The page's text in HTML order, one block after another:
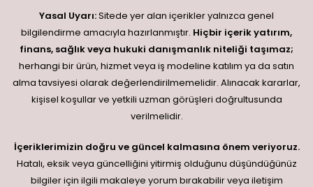
Yasal Uyarı:Sitede yer alan içerikler yalnızca genel
bilgilendirme amacıyla hazırlanmıştır. Hiçbir içerik yatırım,
finans, sağlık veya hukuki danışmanlık niteliği taşımaz;
herhangi bir ürün, hizmet veya iş modeline katılım ya da satın
alma tavsiyesi olarak değerlendirilmemelidir. Alınacak kararlar,
kişisel koşullar ve yetkili uzman görüşleri doğrultusunda
verilmelidir.
İçeriklerimizin doğru ve güncel kalmasına önem veriyoruz.
Hatalı, eksik veya güncelliğini yitirmiş olduğunu düşündüğünüz
bilgiler için ilgili makaleye yorum bırakabilir veya iletişim